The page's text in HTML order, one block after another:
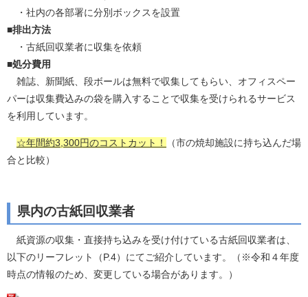
・社内の各部署に分別ボックスを設置
■排出方法
・古紙回収業者に収集を依頼
■処分費用
雑誌、新聞紙、段ボールは無料で収集してもらい、オフィスペー
パーは収集費込みの袋を購入することで収集を受けられるサービス
を利用しています。
☆年間約3,300円のコストカット！
（市の焼却施設に持ち込んだ場
合と比較）
県内の古紙回収業者
紙資源の収集・直接持ち込みを受け付けている古紙回収業者は、
以下のリーフレット（P.4）にてご紹介しています。（※令和４年度
時点の情報のため、変更している場合があります。）